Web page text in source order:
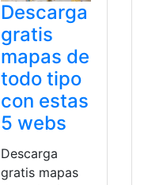
Descarga
gratis
mapas de
todo tipo
con estas
5 webs
Descarga
gratis mapas